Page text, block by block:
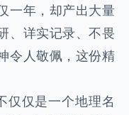
一年，却产出大量
、详实记录、不畏
令人敬佩，这份精
仅仅是一个地理名